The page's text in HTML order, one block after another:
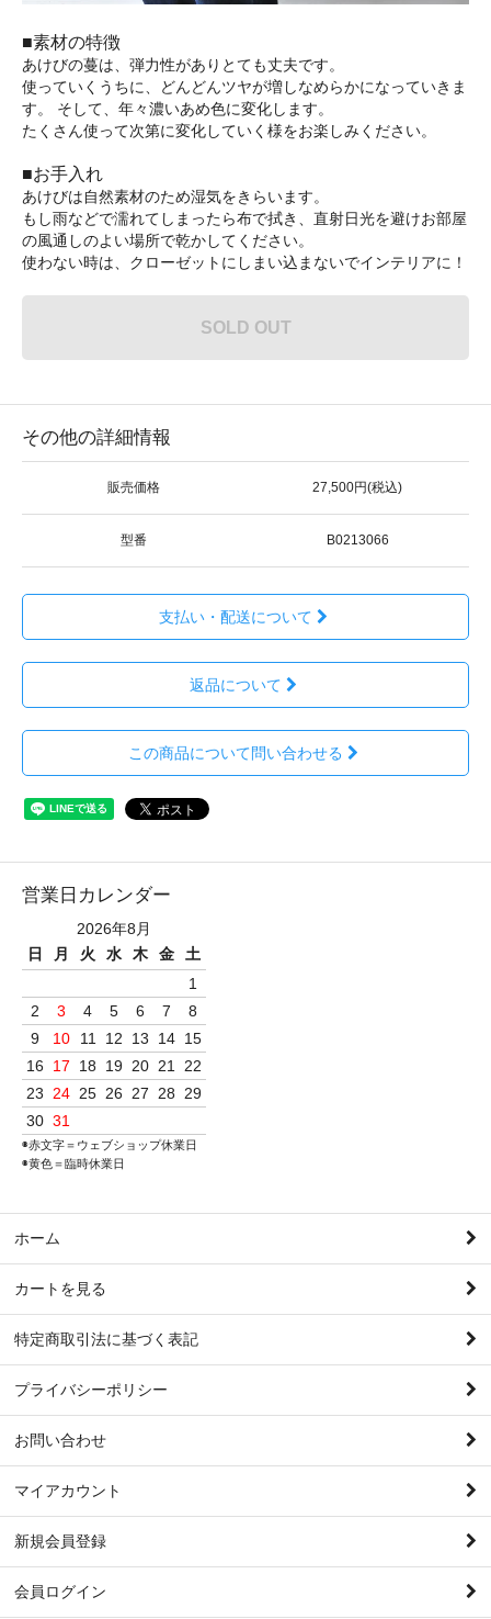
■素材の特徴
あけびの蔓は、弾力性がありとても丈夫です。
使っていくうちに、どんどんツヤが増しなめらかになっていきま
す。 そして、年々濃いあめ色に変化します。
たくさん使って次第に変化していく様をお楽しみください。
■お手入れ
あけびは自然素材のため湿気をきらいます。
もし雨などで濡れてしまったら布で拭き、直射日光を避けお部屋
の風通しのよい場所で乾かしてください。
使わない時は、クローゼットにしまい込まないでインテリアに！
SOLD OUT
その他の詳細情報
販売価格 27,500円(税込)
型番 B0213066
支払い・配送について
返品について
この商品について問い合わせる
営業日カレンダー
2026年8月
日
月 火 水 木 金
土
1
2
3 4 5 6 7
8
9
10 11 12 13 14 15
16
17 18 19 20 21
22
23
24 25 26 27 28
29
30 31
◉赤文字＝ウェブショップ休業日
◉黄色＝臨時休業日
ホーム
カートを見る
特定商取引法に基づく表記
プライバシーポリシー
お問い合わせ
マイアカウント
新規会員登録
会員ログイン